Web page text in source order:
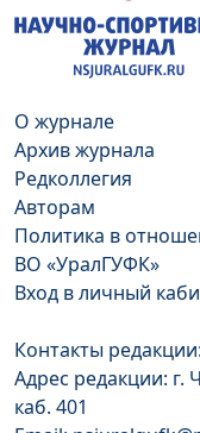
О журнале
Архив журнала
Редколлегия
Авторам
Политика в
ВО «УралГУФК»
Вход в личный
Контакты редакции:
Адрес редакции: г.
каб. 401